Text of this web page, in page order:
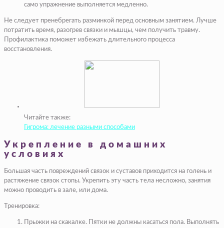
само упражнение выполняется медленно.
Не следует пренебрегать разминкой перед основным занятием. Лучше
потратить время, разогрев связки и мышцы, чем получить травму.
Профилактика поможет избежать длительного процесса
восстановления.
Читайте также:
Гигрома: лечение разными способами
Укрепление в домашних
условиях
Большая часть повреждений связок и суставов приходится на голень и
растяжение связок стопы. Укрепить эту часть тела несложно, занятия
можно проводить в зале, или дома.
Тренировка:
Прыжки на скакалке. Пятки не должны касаться пола. Выполнять